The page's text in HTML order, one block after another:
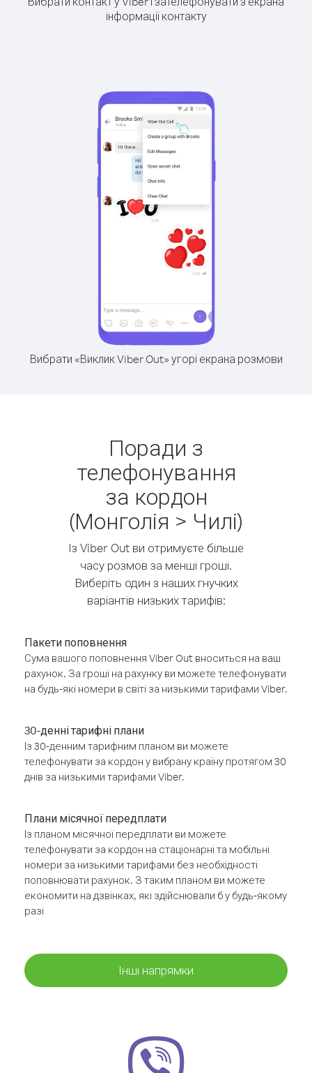
інформації контакту
Вибрати «Виклик Viber Out» угорі екрана розмови
Поради з
телефонування
за кордон
(Монголія > Чилі)
Із Viber Out ви отримуєте більше
часу розмов за менші гроші.
Виберіть один з наших гнучких
варіантів низьких тарифів:
Пакети поповнення
Сума вашого поповнення Viber Out вноситься на ваш
рахунок. За гроші на рахунку ви можете телефонувати
на будь-які номери в світі за низькими тарифами Viber.
30-денні тарифні плани
Із 30-денним тарифним планом ви можете
телефонувати за кордон у вибрану країну протягом 30
днів за низькими тарифами Viber.
Плани місячної передплати
Із планом місячної передплати ви можете
телефонувати за кордон на стаціонарні та мобільні
номери за низькими тарифами без необхідності
поповнювати рахунок. З таким планом ви можете
економити на дзвінках, які здійснювали б у будь-якому
разі
Інші напрямки